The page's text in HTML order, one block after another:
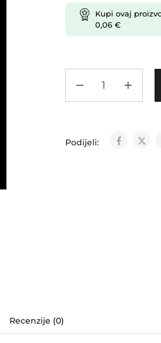
Kupi ovaj
0,06 €
Podijeli:
Recenzije (0)